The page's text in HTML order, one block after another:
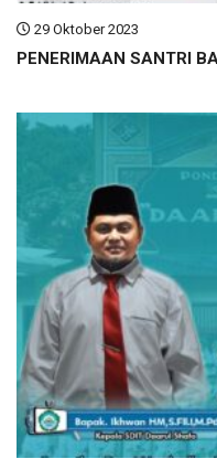
29 Oktober 2023
PENERIMAAN SANTRI